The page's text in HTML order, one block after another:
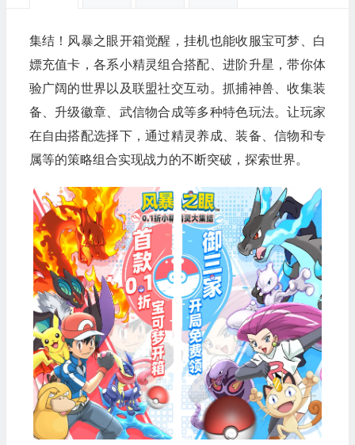
集结！风暴之眼开箱觉醒，挂机也能收服宝可梦、白
嫖充值卡，各系小精灵组合搭配、进阶升星，带你体
验广阔的世界以及联盟社交互动。抓捕神兽、收集装
备、升级徽章、武信物合成等多种特色玩法。让玩家
在自由搭配选择下，通过精灵养成、装备、信物和专
属等的策略组合实现战力的不断突破，探索世界。